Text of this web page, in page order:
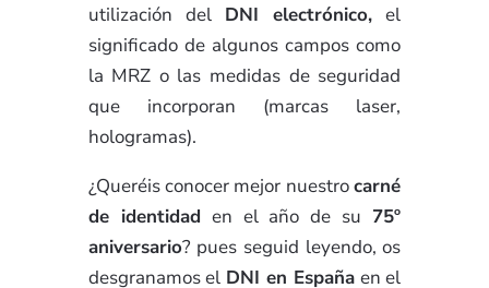
utilización del DNI electrónico, el
significado de algunos campos como
la MRZ o las medidas de seguridad
que incorporan (marcas laser,
hologramas).
¿Queréis conocer mejor nuestrocarné
de identidad en el año de su 75º
aniversario? pues seguid leyendo, os
desgranamos el DNI en Españaen el